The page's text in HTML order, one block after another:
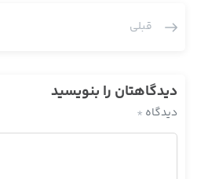
قبلی
دیدگاهتان را بنویسید
دیدگاه *